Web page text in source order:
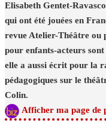
Elisabeth Gentet-
qui ont été jouées en
revue Atelier-Théâtre ou
pour enfants-acteurs
elle a aussi écrit pour la
pédagogiques sur le
Colin.
Afficher ma page de